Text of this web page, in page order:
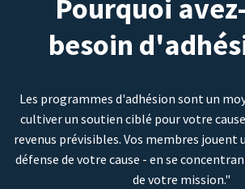
Pourquoi
besoin
Les programmes d'adhésion sont un
cultiver un soutien ciblé pour votre
revenus prévisibles. Vos membres jouent
défense de votre cause - en se
de votre mission."